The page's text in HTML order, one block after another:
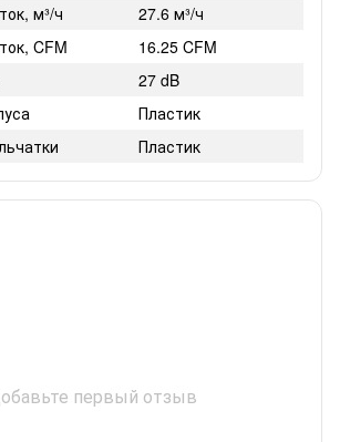
м³/ч
27.6 м³/ч
CFM
16.25 CFM
27 dB
Пластик
Пластик
первый отзыв